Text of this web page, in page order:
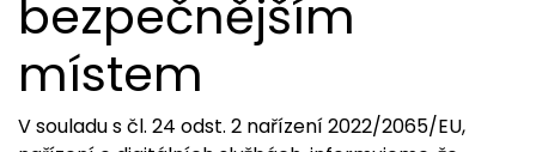
bezpečnějším
místem
V souladu s čl. 24 odst. 2 nařízení 2022/2065/EU,